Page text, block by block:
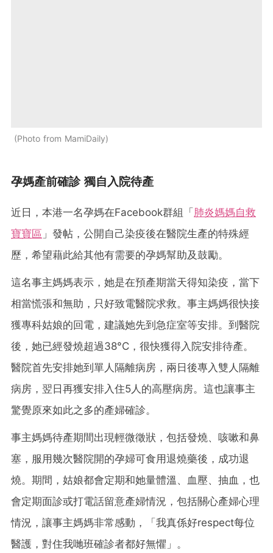
Photo from MamiDaily
孕媽產前確診 獨自入院待產
近日，本港一名孕媽在Facebook群組「肺炎媽媽自救
寶寶區 」發帖，公開自己染疫後在醫院生產的特殊經
歷，希望藉此給其他有需要的孕媽幫助及鼓勵。
這名事主媽媽表示，她是在預產期當天得知染疫，當下
相當慌張和無助，只好致電醫院求救。事主媽媽很快接
獲專科姑娘的回電，建議她先到急症室等安排。到醫院
後，她已經發燒超過38°C，很快獲得入院安排待產。
醫院首先安排她到單人隔離病房，兩日後專入雙人隔離
病房，翌日再獲安排入住5人的高壓病房。這也讓事主
驚覺原來如此之多的產婦確診。
事主媽媽待產期間出現輕微徵狀，包括發燒、咳嗽和鼻
塞，服用幾次醫院開的孕婦可食用退燒藥後，成功退
燒。期間，姑娘都會定期和她量體溫、血壓、抽血，也
會定期面診或打電話留意產婦情況，包括關心產婦心理
情況，讓事主媽媽非常感動，「我真係好respect每位
醫護，對住我哋班確診者都好無懼」。